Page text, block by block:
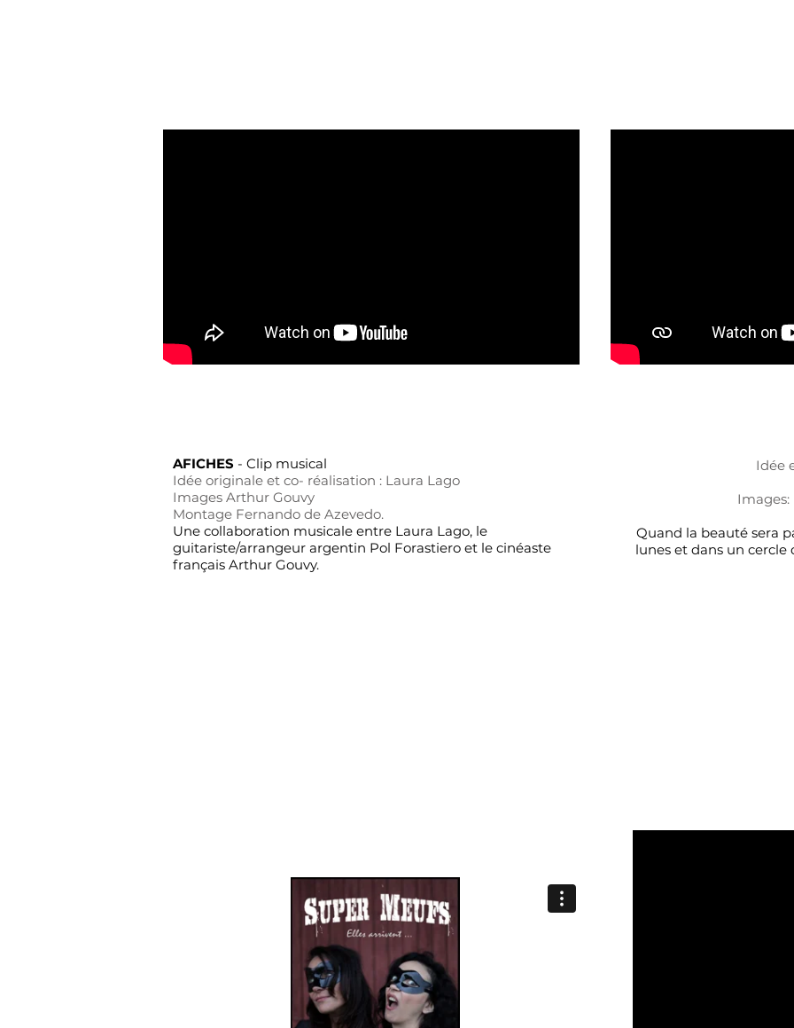
AFICHES - Clip musical
Idée originale et co- réalisation : Laura Lago
Images Arthur Gouvy
Montage Fernando de Azevedo.
Une collaboration musicale entre Laura Lago, le
guitariste/arrangeur argentin Pol Forastiero et le cinéaste
français Arthur Gouvy.
Idée
Quand la beauté sera
lunes et dans un